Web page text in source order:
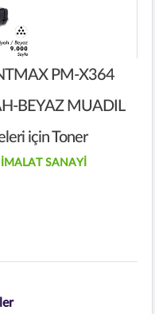
PM-X364
BEYAZ MUADIL
için Toner
SANAYİ